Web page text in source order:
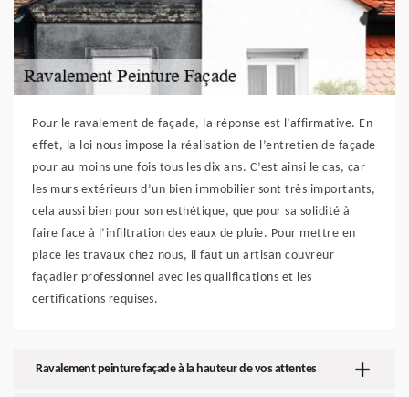
Pour le ravalement de façade, la réponse est l’affirmative. En
effet, la loi nous impose la réalisation de l’entretien de façade
pour au moins une fois tous les dix ans. C’est ainsi le cas, car
les murs extérieurs d’un bien immobilier sont très importants,
cela aussi bien pour son esthétique, que pour sa solidité à
faire face à l’infiltration des eaux de pluie. Pour mettre en
place les travaux chez nous, il faut un artisan couvreur
façadier professionnel avec les qualifications et les
certifications requises.
Ravalement peinture façade à la hauteur de vos attentes